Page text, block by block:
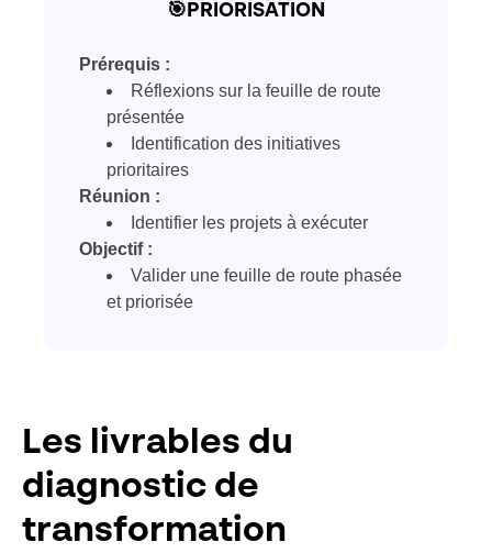
🎯PRIORISATION
Prérequis :
Réflexions sur la feuille de route
présentée
Identification des initiatives
prioritaires
Réunion :
Identifier les projets à exécuter
Objectif :
Valider une feuille de route phasée
et priorisée
Les livrables du
diagnostic de
transformation